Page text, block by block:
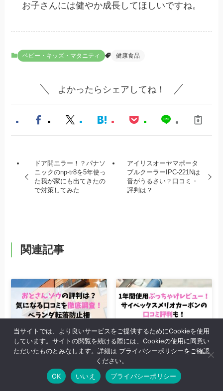
お子さんには健やか成長してほしいですね。
ベビー・キッズ・マタニティ 健康食品
よかったらシェアしてね！
ドア開エラー！？パナソ
ニックのnp-tr8を5年使っ
た我が家にも出てきたの
で対策してみた
アイリスオーヤマポータ
ブルクーラーIPC-221Nは
音がうるさい？口コミ・
評判は？
関連記事
おとさんゾウの口コミ評判
を徹底調査！ベランダ転落
2024年4月25日
【1年間使用ぶっちゃけレ
ビュー】サイベックスメリ
オカーボンの口コミ評判
も！
当サイトでは、より良いサービスをご提供するためにCookieを使用
しています。サイトの閲覧を続ける際には、Cookieの使用に同意い
ただいたものとみなします。詳細は プライバシーポリシーをご確認
ください。
OK
いいえ プライバシーポリシー